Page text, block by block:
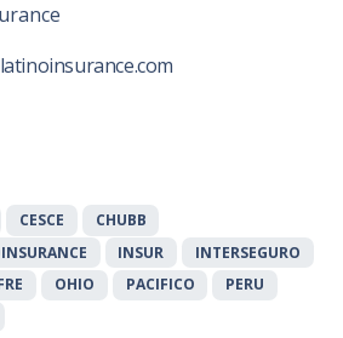
CESCE
CHUBB
INSUR
INTERSEGURO
OHIO PACIFICO
PERU